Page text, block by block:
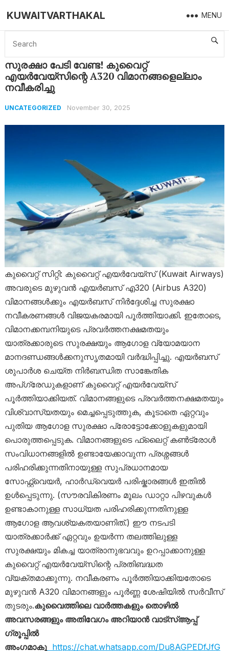
KUWAITVARTHAKAL MENU
Home Uncategorized സുരക്ഷാ പേടി വേണ്ട! കുവൈറ്റ് എയർവേയ്‌സിന്റെ A320 വിമാനങ്ങളെല്ലാം നവീകരിച്ചു
സുരക്ഷാ പേടി വേണ്ട! കുവൈറ്റ്
എയർവേയ്‌സിന്റെ A320 വിമാനങ്ങളെല്ലാം
നവീകരിച്ചു
UNCATEGORIZED November 30, 2025
കുവൈറ്റ് സിറ്റി: കുവൈറ്റ് എയർവേയ്‌സ് (Kuwait Airways)
അവരുടെ മുഴുവൻ എയർബസ് എ320 (Airbus A320)
വിമാനങ്ങൾക്കും എയർബസ് നിർദ്ദേശിച്ച സുരക്ഷാ
നവീകരണങ്ങൾ വിജയകരമായി പൂർത്തിയാക്കി. ഇതോടെ,
വിമാനക്കമ്പനിയുടെ പ്രവർത്തനക്ഷമതയും
യാത്രക്കാരുടെ സുരക്ഷയും ആഗോള വ്യോമയാന
മാനദണ്ഡങ്ങൾക്കനുസൃതമായി വർദ്ധിപ്പിച്ചു. എയർബസ്
ശുപാർശ ചെയ്ത നിർബന്ധിത സാങ്കേതിക
അപ്‌ഗ്രേഡുകളാണ് കുവൈറ്റ് എയർവേയ്‌സ്
പൂർത്തിയാക്കിയത്. വിമാനങ്ങളുടെ പ്രവർത്തനക്ഷമതയും
വിശ്വാസ്യതയും മെച്ചപ്പെടുത്തുക, കൂടാതെ ഏറ്റവും
പുതിയ ആഗോള സുരക്ഷാ പ്രോട്ടോക്കോളുകളുമായി
പൊരുത്തപ്പെടുക. വിമാനങ്ങളുടെ ഫ്ലൈറ്റ് കൺട്രോൾ
സംവിധാനങ്ങളിൽ ഉണ്ടായേക്കാവുന്ന പ്രശ്നങ്ങൾ
പരിഹരിക്കുന്നതിനായുള്ള സുപ്രധാനമായ
സോഫ്റ്റ്‌വെയർ, ഹാർഡ്‌വെയർ പരിഷ്കാരങ്ങൾ ഇതിൽ
ഉൾപ്പെടുന്നു. (സൗരവികിരണം മൂലം ഡാറ്റാ പിഴവുകൾ
ഉണ്ടാകാനുള്ള സാധ്യത പരിഹരിക്കുന്നതിനുള്ള
ആഗോള ആവശ്യകതയാണിത്.) ഈ നടപടി
യാത്രക്കാർക്ക് ഏറ്റവും ഉയർന്ന തലത്തിലുള്ള
സുരക്ഷയും മികച്ച യാത്രാനുഭവവും ഉറപ്പാക്കാനുള്ള
കുവൈറ്റ് എയർവേയ്‌സിന്റെ പ്രതിബദ്ധത
വ്യക്തമാക്കുന്നു. നവീകരണം പൂർത്തിയാക്കിയതോടെ
മുഴുവൻ A320 വിമാനങ്ങളും പൂർണ്ണ ശേഷിയിൽ സർവീസ്
തുടരും.കുവൈത്തിലെ വാർത്തകളും തൊഴിൽ
അവസരങ്ങളും അതിവേഗം അറിയാൻ വാട്സ്ആപ്പ്
ഗ്രൂപ്പിൽ
അംഗമാകൂhttps://chat.whatsapp.com/Du8AGPEDfJfG